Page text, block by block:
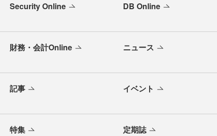
Security Online DB Online
財務・会計Online ニュース
記事 イベント
特集 定期誌